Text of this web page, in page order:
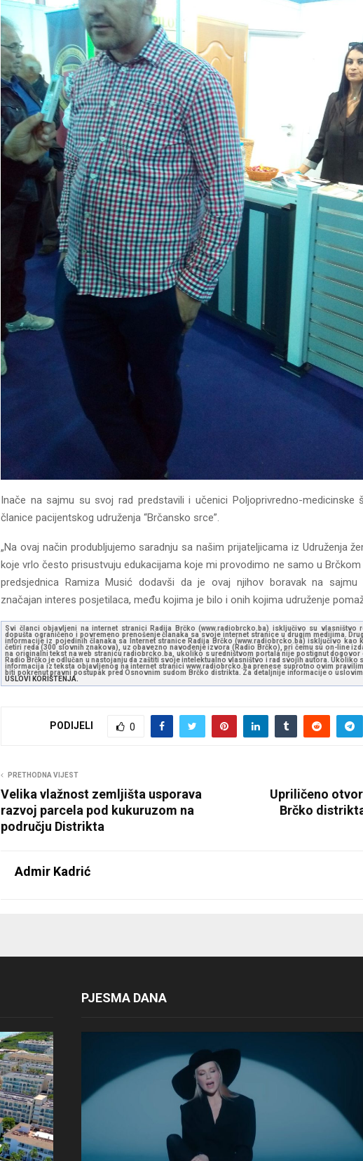
Inače na sajmu su svoj rad predstavili i učenici Poljoprivredno-medicinske
članice pacijentskog udruženja “Brčansko srce”.
„Na ovaj način produbljujemo saradnju sa našim prijateljicama iz Udruženja
koje vrlo često prisustvuju edukacijama koje mi provodimo ne samo u Brčkom
predsjednica Ramiza Musić dodavši da je ovaj njihov boravak na sajmu
značajan interes posjetilaca, među kojima je bilo i onih kojima udruženje
Svi članci objavljeni na internet stranici Radija Brčko (www.radiobrcko.ba) isključivo su vlasništvo
dopušta ograničeno i povremeno prenošenje članaka sa svoje internet stranice u drugim medijima.
informacije iz pojedinih članaka sa Internet stranice Radija Brčko (www.radiobrcko.ba) isključivo kao
četiri reda (300 slovnih znakova), uz obavezno navođenje izvora (Radio Brčko), pri čemu su on-line
na originalni tekst na web stranicu radiobrcko.ba, ukoliko s uredništvom portala nije postignut dogovor
Radio Brčko je odlučan u nastojanju da zaštiti svoje intelektualno vlasništvo i rad svojih autora. Ukoliko
informacija iz teksta objavljenog na internet stranici www.radiobrcko.ba prenese suprotno ovim
biti pokrenut pravni postupak pred Osnovnim sudom Brčko distrikta. Za detaljnije informacije o
USLOVI KORIŠTENJA.
PODIJELI 0
PRETHODNA VIJEST
Velika vlažnost zemljišta usporava
razvoj parcela pod kukuruzom na
području Distrikta
Upriličeno
Brčko
Admir Kadrić
PJESMA DANA